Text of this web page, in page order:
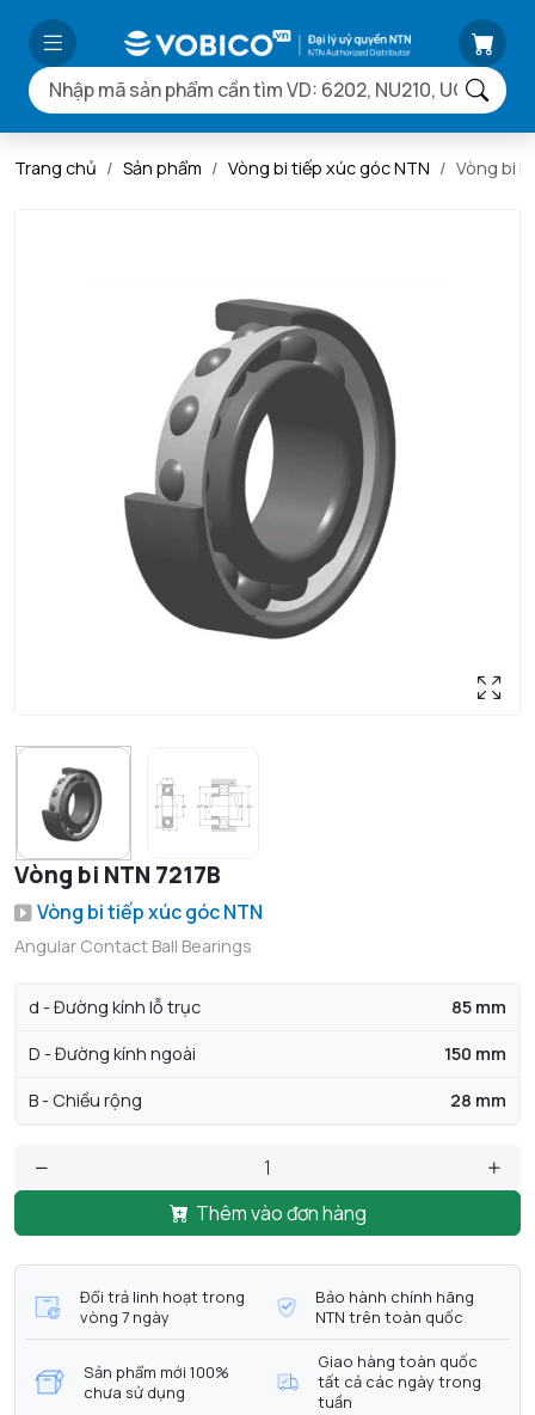
Trang chủ Sản phẩm Vòng bi tiếp xúc góc NTN Vòng bi
Vòng bi NTN 7217B
Vòng bi tiếp xúc góc NTN
Angular Contact Ball Bearings
d - Đường kính lỗ trục 85 mm
D - Đường kính ngoài 150 mm
B - Chiều rộng 28 mm
Thêm vào đơn hàng
Đổi trả linh hoạt trong
vòng 7 ngày
Bảo hành chính hãng
NTN trên toàn quốc
Sản phẩm mới 100%
chưa sử dụng
Giao hàng toàn quốc
tất cả các ngày trong
tuần